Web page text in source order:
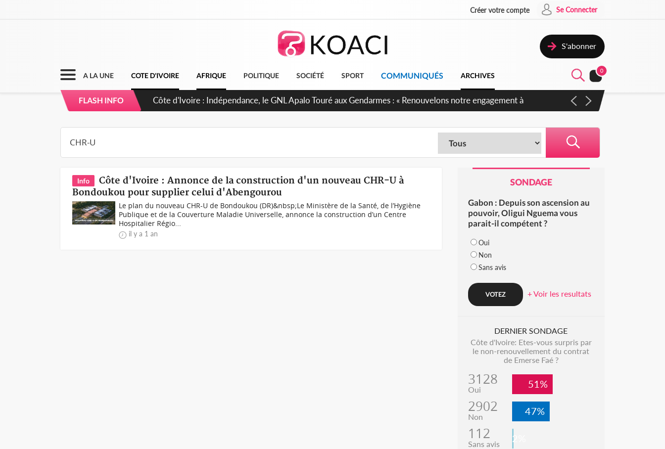
Créer votre compte Se Connecter
S'abonner
A LA UNE COTE D'IVOIRE AFRIQUE POLITIQUE SOCIÉTÉ SPORT COMMUNIQUÉS ARCHIVES
0
FLASH INFO
Côte d'Ivoire : Indépendance, le GNL Apalo Touré aux Gendarmes : « Renouvelons notre engagement à
Info
Côte d'Ivoire : Annonce de la construction d'un nouveau CHR-U à
Bondoukou pour supplier celui d'Abengourou
Le plan du nouveau CHR-U de Bondoukou (DR)&nbsp;Le Ministère de la Santé, de l’Hygiène
Publique et de la Couverture Maladie Universelle, annonce la construction d’un Centre
Hospitalier Régio...
il y a 1 an
SONDAGE
Gabon : Depuis son ascension au
pouvoir, Oligui Nguema vous
parait-il compétent ?
Oui
Non
Sans avis
+ Voir les resultats
DERNIER SONDAGE
Côte d'Ivoire: Etes-vous surpris par
le non-renouvellement du contrat
de Emerse Faé ?
3128
Oui 51%
2902
Non 47%
112
Sans avis 2%